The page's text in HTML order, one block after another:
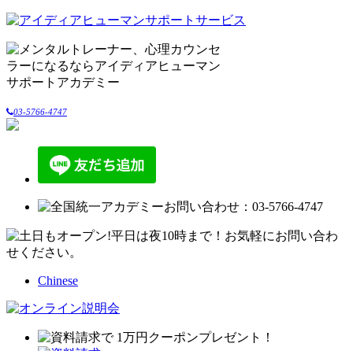
03-5766-4747
Chinese